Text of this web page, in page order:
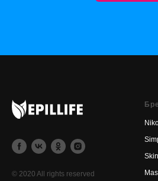
© 2020 All rights reserved